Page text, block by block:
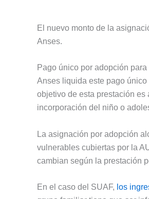
El nuevo monto de la
Anses.
Pago único por adopción para
Anses liquida este pago
objetivo de esta prestación
incorporación del niño o
La asignación por adopción
vulnerables cubiertas por la
cambian según la prestación
En el caso del SUAF, los